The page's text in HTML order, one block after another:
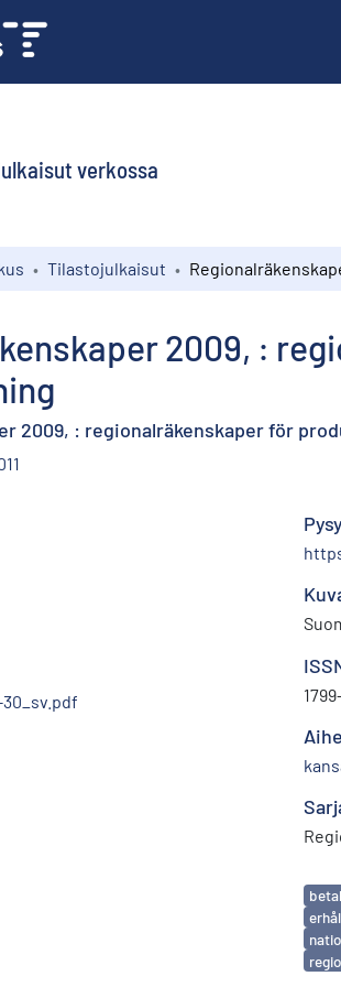
verkossa
Tilastojulkaisut
2009, :
2009, : regionalräkenskaper för
30_sv.pdf